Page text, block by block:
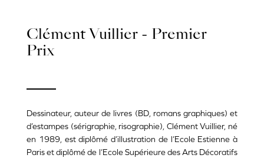
Clément Vuillier - Premier
Prix
Dessinateur, auteur de livres (BD, romans graphiques) et
d’estampes (sérigraphie, risographie), Clément Vuillier, né
en 1989, est diplômé d’illustration de l’Ecole Estienne à
Paris et diplômé de l’Ecole Supérieure des Arts Décoratifs